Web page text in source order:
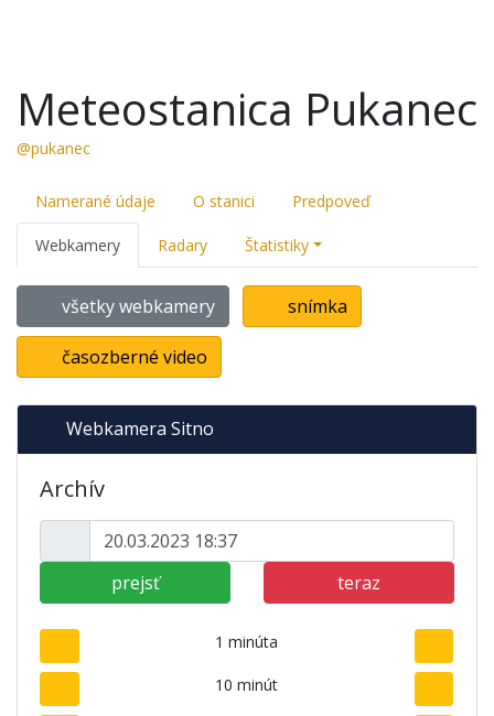
Meteostanica Pukanec
@pukanec
Namerané údaje O stanici Predpoveď
Webkamery Radary Štatistiky
všetky webkamery snímka
časozberné video
Webkamera Sitno
Archív
prejsť teraz
1 minúta
10 minút